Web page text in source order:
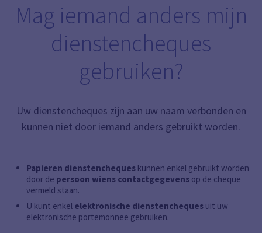
Mag iemand anders mijn
dienstencheques
gebruiken?
Uw dienstencheques zijn aan uw naam verbonden en
kunnen niet door iemand anders gebruikt worden.
Papieren dienstencheques kunnen enkel gebruikt worden
door de persoon wiens contactgegevens op de cheque
vermeld staan.
U kunt enkel elektronische dienstencheques uit uw
elektronische portemonnee gebruiken.